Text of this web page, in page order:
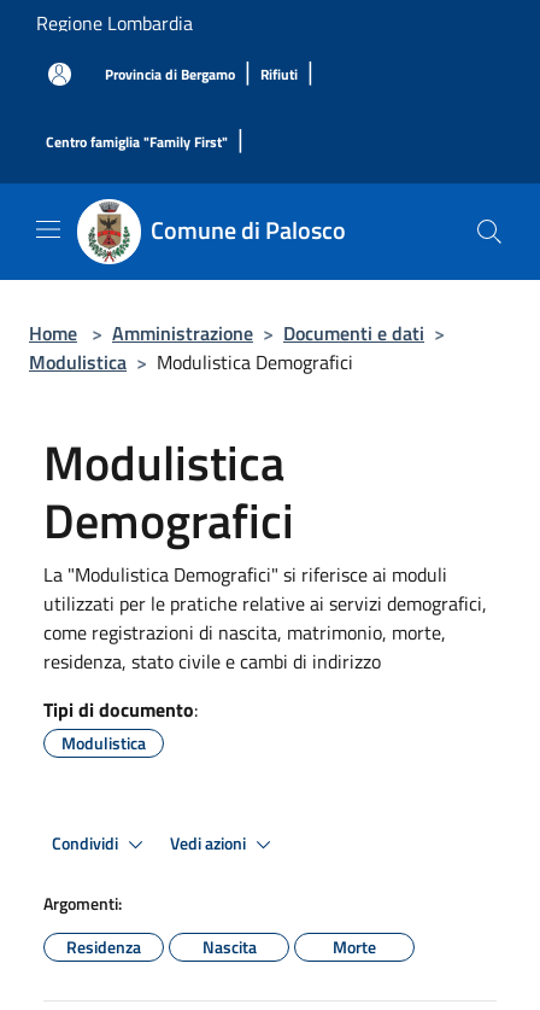
Salta al contenuto principale
Regione Lombardia
Provincia di Bergamo | Rifiuti |
Centro famiglia "Family First" |
Comune di Palosco
Home > Amministrazione > Documenti e dati >
Modulistica > Modulistica Demografici
Modulistica
Demografici
La "Modulistica Demografici" si riferisce ai moduli
utilizzati per le pratiche relative ai servizi demografici,
come registrazioni di nascita, matrimonio, morte,
residenza, stato civile e cambi di indirizzo
Tipi di documento:
Modulistica
Condividi Vedi azioni
Argomenti:
Residenza
Nascita Morte